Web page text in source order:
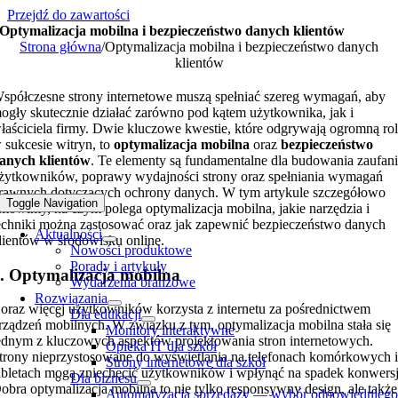
Przejdź do zawartości
Toggle Navigation
Aktualności
Nowości produktowe
Porady i artykuły
Wydarzenia branżowe
Rozwiązania
Dla edukacji
Monitory interaktywne
Opieka IT dla szkół
Strony internetowe dla szkół
Dla biznesu
Automatyzacja sprzedaży — wybór odpowiedniego
Optymalizacja mobilna i bezpieczeństwo danych klientów
Strona główna/Optymalizacja mobilna i bezpieczeństwo danych
klientów
strony internetowe muszą spełniać szereg wymagań, aby
skutecznie działać zarówno pod kątem użytkownika, jak i
firmy. Dwie kluczowe kwestie, które odgrywają ogromną
sukcesie witryn, tooptymalizacja mobilna orazbezpieczeństwo
klientów. Te elementy są fundamentalne dla budowania
poprawy wydajności strony oraz spełniania wymagań
dotyczących ochrony danych. W tym artykule szczegółowo
na czym polega optymalizacja mobilna, jakie narzędzia i
można zastosować oraz jak zapewnić bezpieczeństwo danych
w środowisku online.
Optymalizacja mobilna
więcej użytkowników korzysta z internetu za pośrednictwem
mobilnych. W związku z tym, optymalizacja mobilna stała się
z kluczowych aspektów projektowania stron internetowych.
nieprzystosowane do wyświetlania na telefonach komórkowych i
mogą zniechęcić użytkowników i wpłynąć na spadek
optymalizacja mobilna to nie tylko responsywny design, ale także